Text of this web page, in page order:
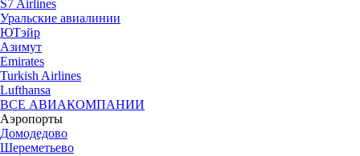
S7 Airlines
Уральские авиалинии
ЮТэйр
Азимут
Emirates
Turkish Airlines
Lufthansa
ВСЕ АВИАКОМПАНИИ
Аэропорты
Домодедово
Шереметьево